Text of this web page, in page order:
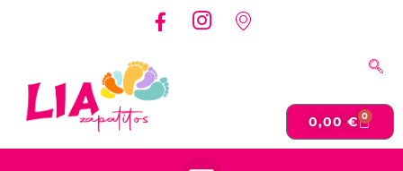
0,00€ 0